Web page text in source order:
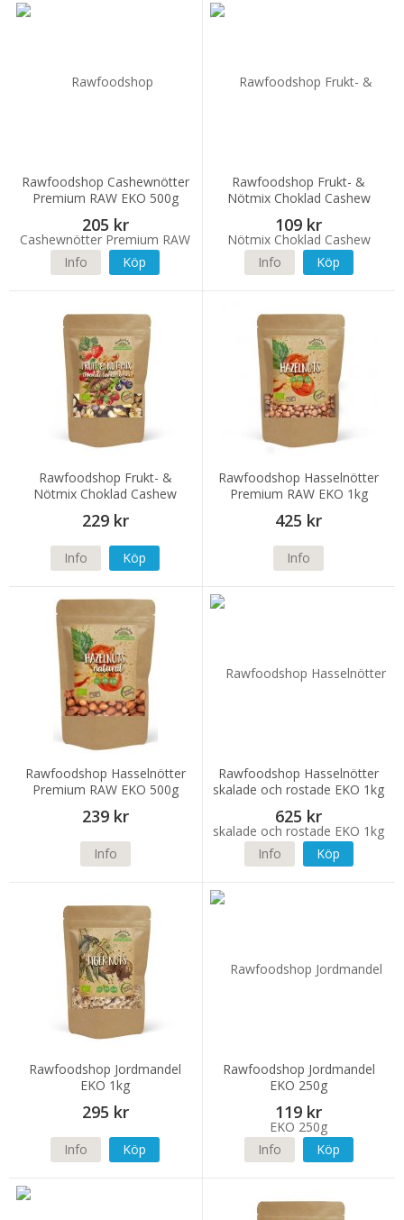
Rawfoodshop Cashewnötter
Premium RAW EKO 500g
205 kr
Info Köp
Rawfoodshop Frukt- &
Nötmix Choklad Cashew
Skogsbär EKO 200g
109 kr
Info Köp
Rawfoodshop Frukt- &
Nötmix Choklad Cashew
Skogsbär EKO 500g
229 kr
Info Köp
Rawfoodshop Hasselnötter
Premium RAW EKO 1kg
425 kr
Info
Rawfoodshop Hasselnötter
Premium RAW EKO 500g
239 kr
Info
Rawfoodshop Hasselnötter
skalade och rostade EKO 1kg
625 kr
Info Köp
Rawfoodshop Jordmandel
EKO 1kg
295 kr
Info Köp
Rawfoodshop Jordmandel
EKO 250g
119 kr
Info Köp